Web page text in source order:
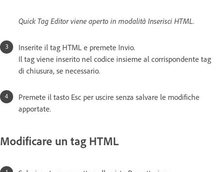
Quick Tag Editor viene aperto in modalità Inserisci HTML.
Inserite il tag HTML e premete Invio.
Il tag viene inserito nel codice insieme al corrispondente tag
di chiusura, se necessario.
Premete il tasto Esc per uscire senza salvare le modifiche
apportate.
Modificare un tag HTML